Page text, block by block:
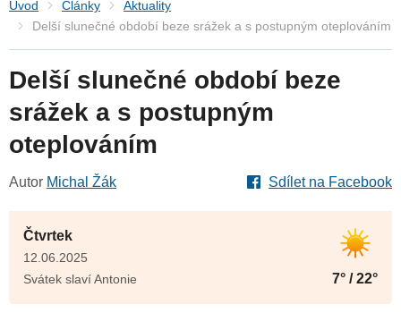
Úvod Články
Aktuality
Delší slunečné období beze srážek a s postupným oteplováním
Delší slunečné období beze
srážek a s postupným
oteplováním
Autor Michal Žák Sdílet na Facebook
Čtvrtek
12.06.2025
Svátek slaví Antonie
7° / 22°